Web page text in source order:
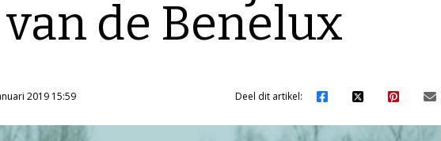
de Benelux
2019 15:59 Deel dit artikel: